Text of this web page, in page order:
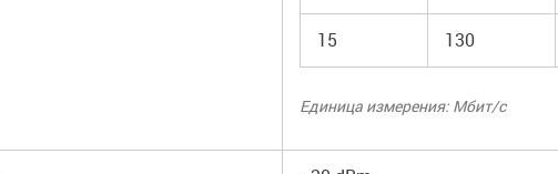
15 130
Единица измерения: Мбит/с